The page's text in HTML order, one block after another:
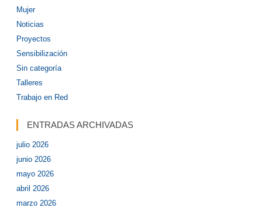
Mujer
Noticias
Proyectos
Sensibilización
Sin categoría
Talleres
Trabajo en Red
ENTRADAS ARCHIVADAS
julio 2026
junio 2026
mayo 2026
abril 2026
marzo 2026